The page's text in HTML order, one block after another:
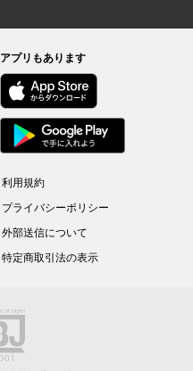
アプリもあります
利用規約
プライバシーポリシー
外部送信について
特定商取引法の表示